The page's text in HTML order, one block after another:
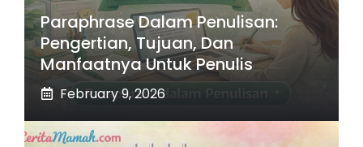
Paraphrase Dalam Penulisan:
Pengertian, Tujuan, Dan
Manfaatnya Untuk Penulis
February 9, 2026